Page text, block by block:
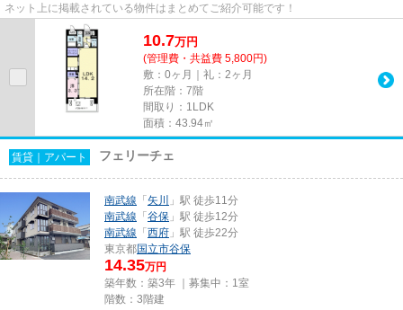
ネット上に掲載されている物件はまとめてご紹介可能です！
10.7万円
(管理費・共益費 5,800円)
敷：0ヶ月｜礼：2ヶ月
所在階：7階
間取り：1LDK
面積：43.94㎡
賃貸｜アパート フェリーチェ
南武線 「矢川
」駅 徒歩11分
南武線 「谷保 」駅 徒歩12分
南武線 「西府 」駅 徒歩22分
東京都国立市谷保
14.35万円
築年数：築3年 ｜募集中： 1室
階数：3階建